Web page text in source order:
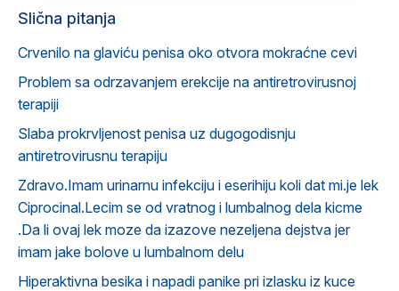
Slična pitanja
Crvenilo na glaviću penisa oko otvora mokraćne cevi
Problem sa odrzavanjem erekcije na antiretrovirusnoj
terapiji
Slaba prokrvljenost penisa uz dugogodisnju
antiretrovirusnu terapiju
Zdravo.Imam urinarnu infekciju i eserihiju koli dat mi.je lek
Ciprocinal.Lecim se od vratnog i lumbalnog dela kicme
.Da li ovaj lek moze da izazove nezeljena dejstva jer
imam jake bolove u lumbalnom delu
Hiperaktivna besika i napadi panike pri izlasku iz kuce